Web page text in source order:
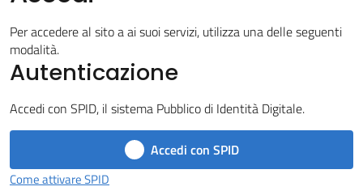
Servizi
Castel
del
Per accedere al sito a ai suoi servizi, utilizza una delle seguenti
modalità.
Autenticazione
Accedi con SPID, il sistema Pubblico di Identità Digitale.
Accedi con SPID
Come attivare SPID